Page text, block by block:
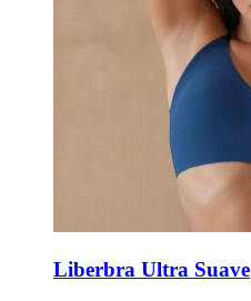
Liberbra Ultra Suave